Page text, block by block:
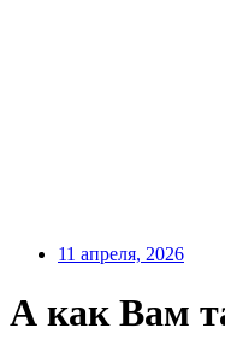
11 апреля, 2026
А как Вам